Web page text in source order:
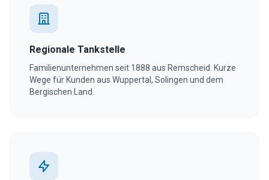
Regionale Tankstelle
Familienunternehmen seit 1888 aus Remscheid. Kurze
Wege für Kunden aus Wuppertal, Solingen und dem
Bergischen Land.